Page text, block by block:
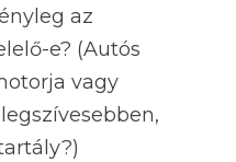
az
e? (Autós
vagy